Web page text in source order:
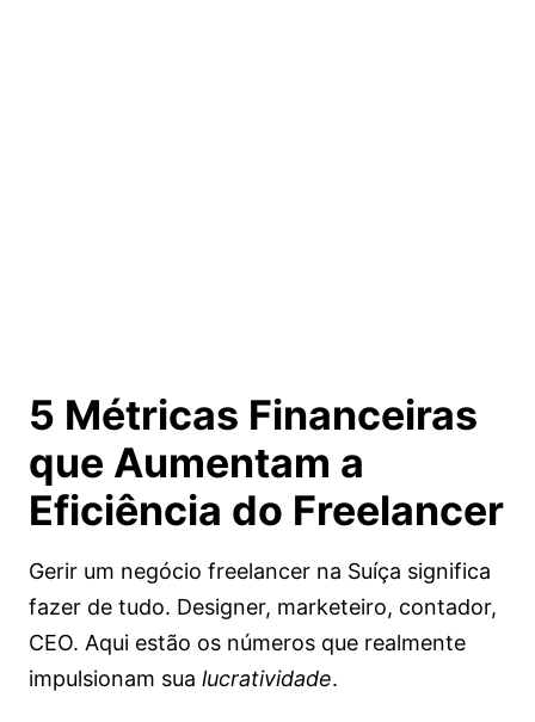
5 Métricas Financeiras
que Aumentam a
Eficiência do Freelancer
Gerir um negócio freelancer na Suíça significa
fazer de tudo. Designer, marketeiro, contador,
CEO. Aqui estão os números que realmente
impulsionam sua lucratividade.